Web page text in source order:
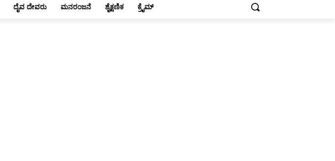
ದೈವ ದೇವರು ಮನರಂಜನೆ ಶೈಕ್ಷಣಿಕ ಕ್ರೈಮ್